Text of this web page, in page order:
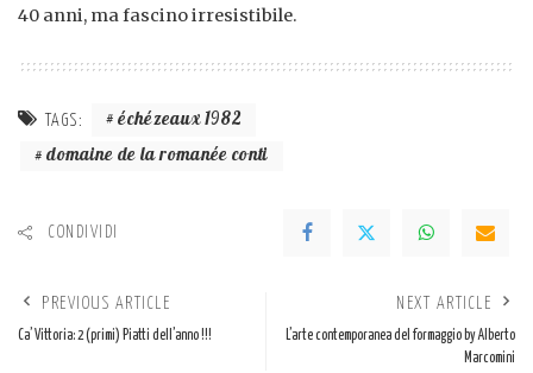
40 anni, ma fascino irresistibile.
TAGS:
échézeaux 1982
domaine de la romanée conti
CONDIVIDI
PREVIOUS ARTICLE
Ca’ Vittoria: 2 (primi) Piatti dell’anno !!!
NEXT ARTICLE
L’arte contemporanea del formaggio by Alberto
Marcomini